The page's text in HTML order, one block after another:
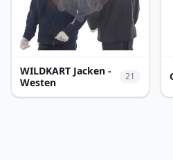
WILDKART Jacken -
Westen
21